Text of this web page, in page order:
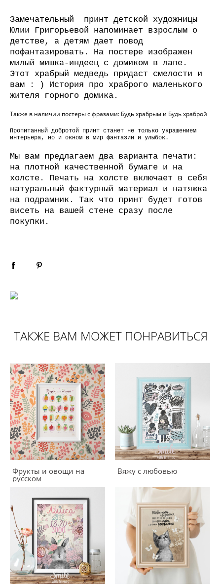
Замечательный принт детской художницы
Юлии Григорьевой напоминает взрослым о
детстве, а детям дает повод
пофантазировать. На постере изображен
милый мишка-индеец с домиком в лапе.
Этот храбрый медведь придаст смелости и
вам : ) История про храброго маленького
жителя горного домика.
Также в наличии постеры с фразами: Будь храбрым и Будь храброй
Пропитанный добротой принт станет не только украшением
интерьера, но и окном в мир фантазии и улыбок.
Мы вам предлагаем два варианта печати:
на плотной качественной бумаге и на
холсте. Печать на холсте включает в себя
натуральный фактурный материал и натяжка
на подрамник. Так что принт будет готов
висеть на вашей стене сразу после
покупки.
ТАКЖЕ ВАМ МОЖЕТ ПОНРАВИТЬСЯ
Фрукты и овощи на
русском
Вяжу с любовью